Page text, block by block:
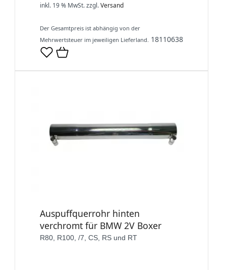
inkl. 19 % MwSt.zzgl.Versand
Der Gesamtpreis ist abhängig von der
Mehrwertsteuer im jeweiligen Lieferland. 18110638
Auspuffquerrohr hinten
verchromt für BMW 2V Boxer
R80, R100, /7, CS, RS und RT